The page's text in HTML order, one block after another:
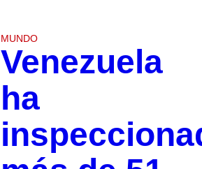
MUNDO
Venezuela
ha